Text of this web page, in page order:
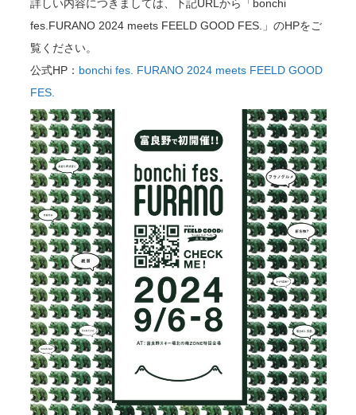
詳しい内容につきましては、下記URLから「bonchi
fes.FURANO 2024 meets FEELD GOOD FES.」のHPをご
覧ください。
公式HP： bonchi fes. FURANO 2024 meets FEELD GOOD
FES.